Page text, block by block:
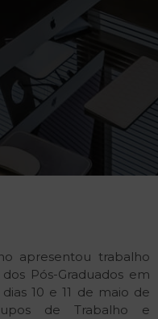
apresentou trabalho
Pós-Graduados em
10 e 11 de maio de
de Trabalho e